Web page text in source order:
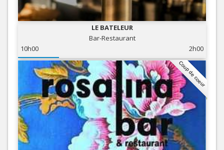
LE BATELEUR
Bar-Restaurant
10h00
2h00
Coup de coeur